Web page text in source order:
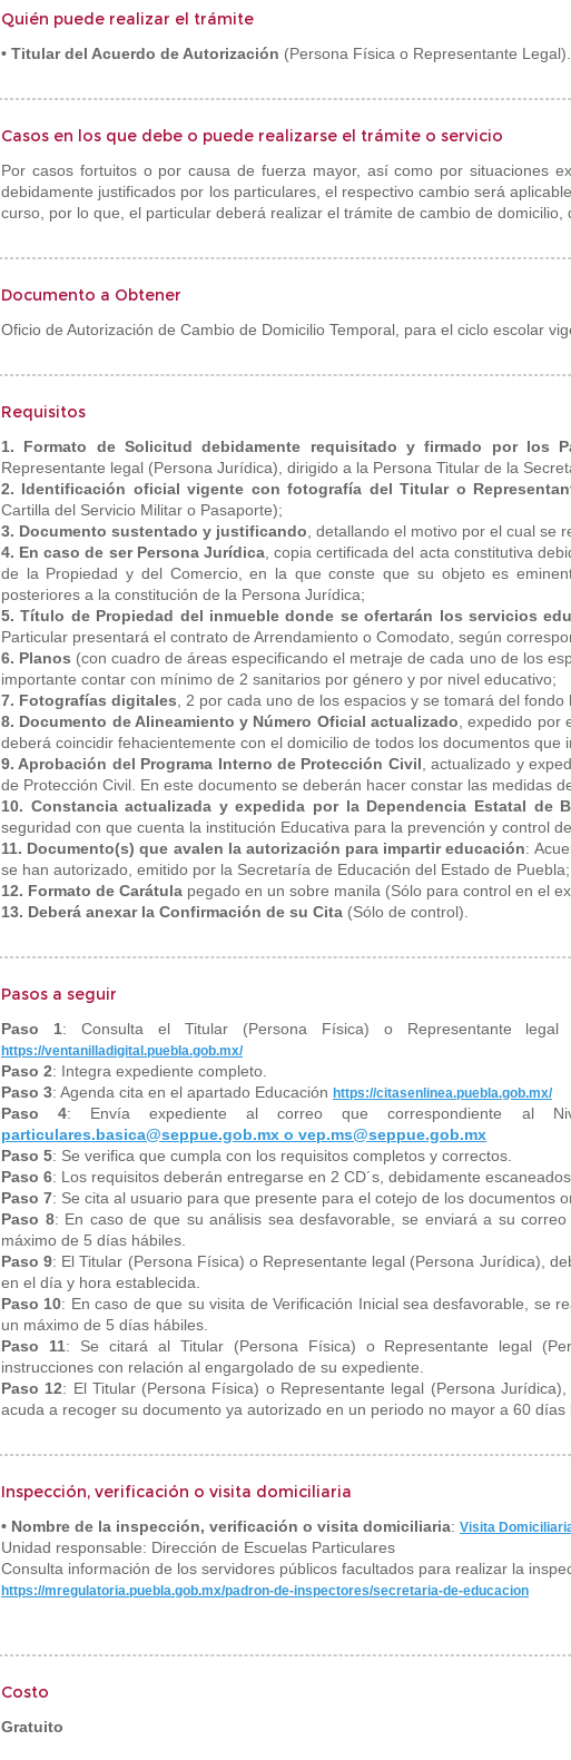
Quién puede realizar el trámite
• Titular del Acuerdo de Autorización (Persona Física o Representante Legal).
Casos en los que debe o puede realizarse el trámite o servicio
Por casos fortuitos o por causa de fuerza mayor, así como por situaciones
debidamente justificados por los particulares, el respectivo cambio será
curso, por lo que, el particular deberá realizar el trámite de cambio de domicilio,
Documento a Obtener
Oficio de Autorización de Cambio de Domicilio Temporal, para el ciclo escolar
Requisitos
1. Formato de Solicitud debidamente requisitado y firmado por los
Representante legal (Persona Jurídica), dirigido a la Persona Titular de la
2. Identificación oficial vigente con fotografía del Titular o
Cartilla del Servicio Militar o Pasaporte);
3. Documento sustentado y justificando , detallando el motivo por el cual se
4. En caso de ser Persona Jurídica, copia certificada del acta constitutiva
de la Propiedad y del Comercio, en la que conste que su objeto es
posteriores a la constitución de la Persona Jurídica;
5. Título de Propiedad del inmueble donde se ofertarán los servicios
Particular presentará el contrato de Arrendamiento o Comodato, según
6. Planos (con cuadro de áreas especificando el metraje de cada uno de los
importante contar con mínimo de 2 sanitarios por género y por nivel educativo;
7. Fotografías digitales , 2 por cada uno de los espacios y se tomará del
8. Documento de Alineamiento y Número Oficial actualizado , expedido
deberá coincidir fehacientemente con el domicilio de todos los documentos que
9. Aprobación del Programa Interno de Protección Civil , actualizado y
de Protección Civil. En este documento se deberán hacer constar las medidas
10. Constancia actualizada y expedida por la Dependencia Estatal de
seguridad con que cuenta la institución Educativa para la prevención y control
11. Documento(s) que avalen la autorización para impartir educación:
se han autorizado, emitido por la Secretaría de Educación del Estado de Puebla;
12. Formato de Carátula pegado en un sobre manila (Sólo para control en el
13. Deberá anexar la Confirmación de su Cita (Sólo de control).
Pasos a seguir
Paso 1: Consulta el Titular (Persona Física) o Representante
https://ventanilladigital.puebla.gob.mx/
Paso 2: Integra expediente completo.
Paso 3: Agenda cita en el apartado Educación https://citasenlinea.puebla.gob.mx/
Paso 4: Envía expediente al correo que correspondiente al
particulares.basica@seppue.gob.mx o vep.ms@seppue.gob.mx
Paso 5: Se verifica que cumpla con los requisitos completos y correctos.
Paso 6: Los requisitos deberán entregarse en 2 CD´s, debidamente
Paso 7: Se cita al usuario para que presente para el cotejo de los documentos
Paso 8: En caso de que su análisis sea desfavorable, se enviará a su
máximo de 5 días hábiles.
Paso 9: El Titular (Persona Física) o Representante legal (Persona Jurídica),
en el día y hora establecida.
Paso 10: En caso de que su visita de Verificación Inicial sea desfavorable, se
un máximo de 5 días hábiles.
Paso 11: Se citará al Titular (Persona Física) o Representante legal
instrucciones con relación al engargolado de su expediente.
Paso 12: El Titular (Persona Física) o Representante legal (Persona
acuda a recoger su documento ya autorizado en un periodo no mayor a 60 días
Inspección, verificación o visita domiciliaria
• Nombre de la inspección, verificación o visita domiciliaria: Visita
Unidad responsable: Dirección de Escuelas Particulares
Consulta información de los servidores públicos facultados para realizar la
https://mregulatoria.puebla.gob.mx/padron-de-inspectores/secretaria-de-educacion
Costo
Gratuito